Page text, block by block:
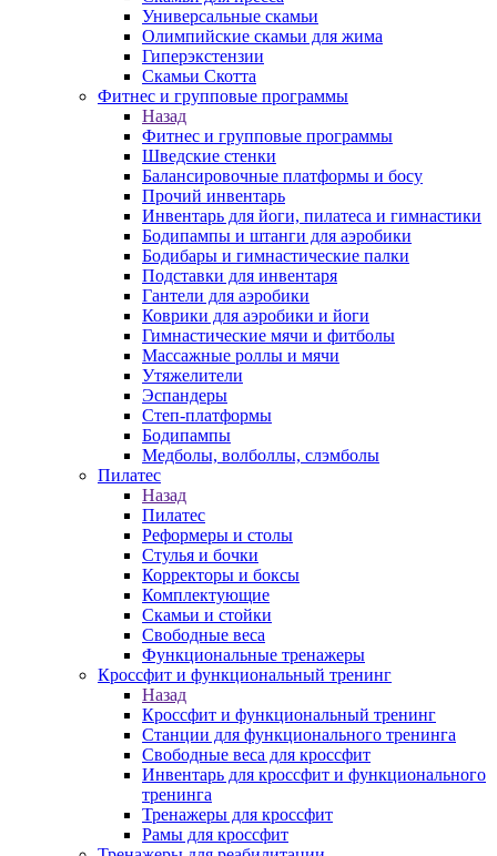
Универсальные скамьи
Олимпийские скамьи для жима
Гиперэкстензии
Скамьи Скотта
Фитнес и групповые программы
Назад
Фитнес и групповые программы
Шведские стенки
Балансировочные платформы и босу
Прочий инвентарь
Инвентарь для йоги, пилатеса и гимнастики
Бодипампы и штанги для аэробики
Бодибары и гимнастические палки
Подставки для инвентаря
Гантели для аэробики
Коврики для аэробики и йоги
Гимнастические мячи и фитболы
Массажные роллы и мячи
Утяжелители
Эспандеры
Степ-платформы
Бодипампы
Медболы, волболлы, слэмболы
Пилатес
Назад
Пилатес
Реформеры и столы
Стулья и бочки
Корректоры и боксы
Комплектующие
Скамьи и стойки
Свободные веса
Функциональные тренажеры
Кроссфит и функциональный тренинг
Назад
Кроссфит и функциональный тренинг
Станции для функционального тренинга
Свободные веса для кроссфит
Инвентарь для кроссфит и функционального
тренинга
Тренажеры для кроссфит
Рамы для кроссфит